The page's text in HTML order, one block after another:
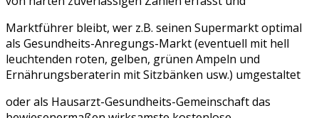
Marktführer bleibt, wer z.B. seinen Supermarkt optimal
als Gesundheits-Anregungs-Markt (eventuell mit hell
leuchtenden roten, gelben, grünen Ampeln und
Ernährungsberaterin mit Sitzbänken usw.) umgestaltet
oder als Hausarzt-Gesundheits-Gemeinschaft das